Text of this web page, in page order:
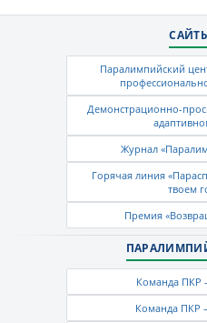
Паралимпийский
Демонстрационно-
Журнал
Горячая линия
твоем
Премия
Команда ПКР
Команда ПКР